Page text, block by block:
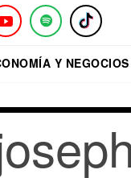
Y NEGOCIOS